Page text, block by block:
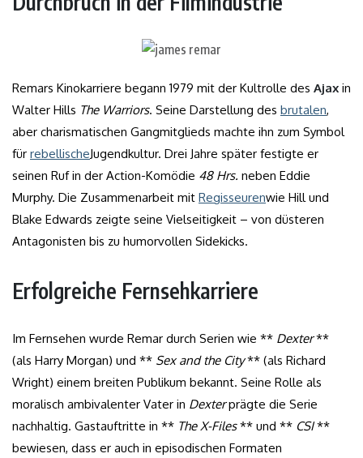
Remars Kinokarriere begann 1979 mit der Kultrolle des Ajax in
Walter Hills The Warriors. Seine Darstellung des brutalen,
aber charismatischen Gangmitglieds machte ihn zum Symbol
für rebellischeJugendkultur. Drei Jahre später festigte er
seinen Ruf in der Action-Komödie 48 Hrs. neben Eddie
Murphy. Die Zusammenarbeit mit Regisseurenwie Hill und
Blake Edwards zeigte seine Vielseitigkeit – von düsteren
Antagonisten bis zu humorvollen Sidekicks.
Erfolgreiche Fernsehkarriere
Im Fernsehen wurde Remar durch Serien wie ** Dexter**
(als Harry Morgan) und ** Sex and the City** (als Richard
Wright) einem breiten Publikum bekannt. Seine Rolle als
moralisch ambivalenter Vater in Dexterprägte die Serie
nachhaltig. Gastauftritte in ** The X-Files** und ** CSI**
bewiesen, dass er auch in episodischen Formaten